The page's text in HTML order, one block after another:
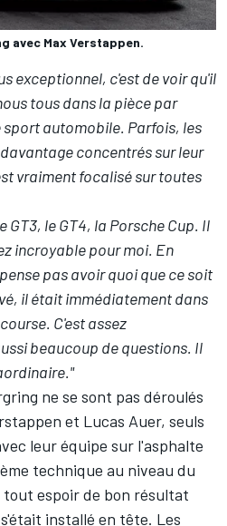
avec Max Verstappen.
exceptionnel, c'est de voir qu'il
tous dans la pièce par
automobile. Parfois, les
concentrés sur leur
vraiment focalisé sur toutes
GT3, le GT4, la Porsche Cup. Il
incroyable pour moi. En
pas avoir quoi que ce soit
il était immédiatement dans
C'est assez
beaucoup de questions. Il
ne se sont pas déroulés
et Lucas Auer, seuls
leur équipe sur l'asphalte
technique au niveau du
espoir de bon résultat
installé en tête. Les